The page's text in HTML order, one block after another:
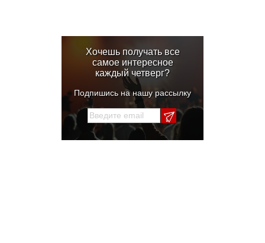
Хочешь получать все
самое интересное
каждый четверг?
Подпишись на нашу рассылку